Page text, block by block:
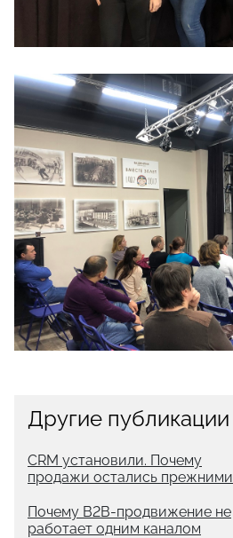
Другие публикации
CRM установили. Почему
продажи остались прежними
Почему B2B-продвижение не
работает одним каналом